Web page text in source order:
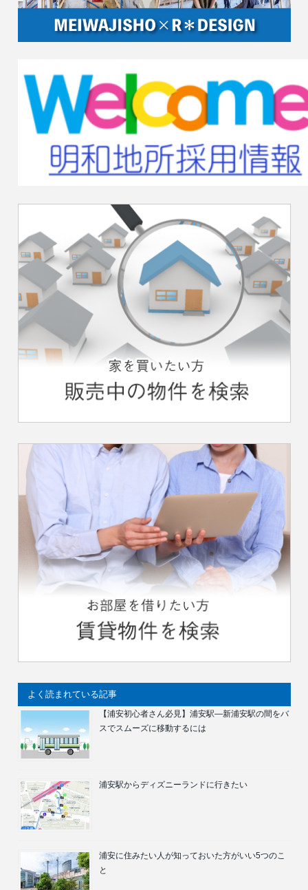
よく読まれている記事
【浦安初心者さん必見】浦安駅―新浦安駅の間をバ
スでスムーズに移動するには
浦安駅からディズニーランドに行きたい
浦安に住みたい人が知っておいた方がいい5つのこ
と